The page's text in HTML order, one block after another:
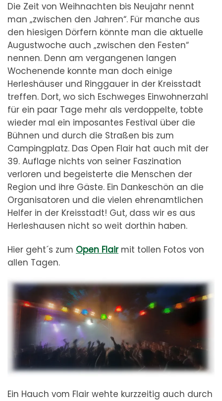
Die Zeit von Weihnachten bis Neujahr nennt
man „zwischen den Jahren“. Für manche aus
den hiesigen Dörfern könnte man die aktuelle
Augustwoche auch „zwischen den Festen“
nennen. Denn am vergangenen langen
Wochenende konnte man doch einige
Herleshäuser und Ringgauer in der Kreisstadt
treffen. Dort, wo sich Eschweges Einwohnerzahl
für ein paar Tage mehr als verdoppelte, tobte
wieder mal ein imposantes Festival über die
Bühnen und durch die Straßen bis zum
Campingplatz. Das Open Flair hat auch mit der
39. Auflage nichts von seiner Faszination
verloren und begeisterte die Menschen der
Region und ihre Gäste. Ein Dankeschön an die
Organisatoren und die vielen ehrenamtlichen
Helfer in der Kreisstadt! Gut, dass wir es aus
Herleshausen nicht so weit dorthin haben.
Hier geht´s zum Open Flairmit tollen Fotos von
allen Tagen.
Ein Hauch vom Flair wehte kurzzeitig auch durch